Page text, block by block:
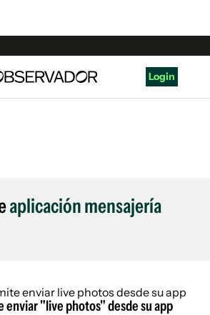
Login
aplicación mensajería
enviar "live photos" desde su app